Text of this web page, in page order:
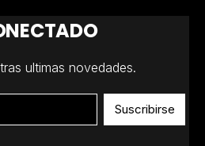
ultimas novedades.
Suscribirse